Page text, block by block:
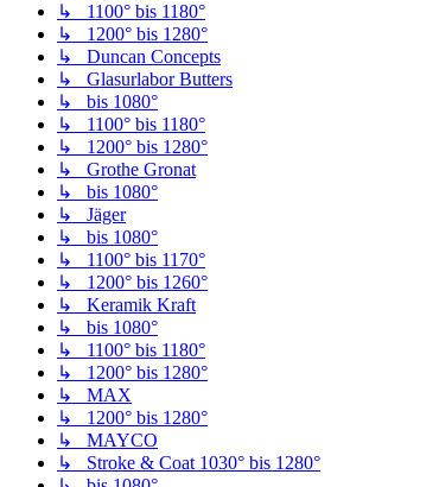
↳ 1100° bis 1180°
↳ 1200° bis 1280°
↳ Duncan Concepts
↳ Glasurlabor Butters
↳ bis 1080°
↳ 1100° bis 1180°
↳ 1200° bis 1280°
↳ Grothe Gronat
↳ bis 1080°
↳ Jäger
↳ bis 1080°
↳ 1100° bis 1170°
↳ 1200° bis 1260°
↳ Keramik Kraft
↳ bis 1080°
↳ 1100° bis 1180°
↳ 1200° bis 1280°
↳ MAX
↳ 1200° bis 1280°
↳ MAYCO
↳ Stroke & Coat 1030° bis 1280°